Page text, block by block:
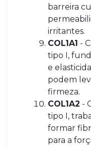
barreira
irritantes.
COL1A1 -
tipo I,
e
podem
firmeza.
COL1A2 -
tipo I,
formar
para a